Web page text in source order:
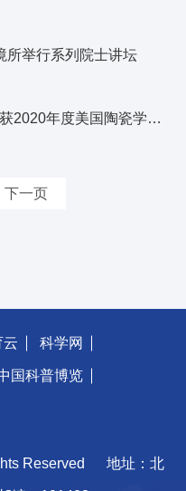
所举行系列院士讲坛
2020年度美国陶瓷学
下一页
云 科学网
国科普博览
Reserved 地址：北